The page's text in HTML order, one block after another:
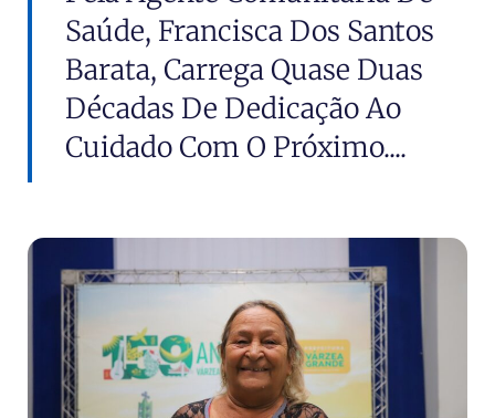
Saúde, Francisca Dos Santos
Barata, Carrega Quase Duas
Décadas De Dedicação Ao
Cuidado Com O Próximo....